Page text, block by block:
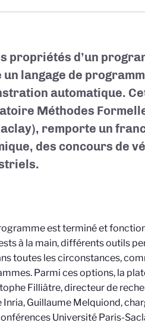
propriétés d’un
un langage de
automatique.
Méthodes
remporte un
des concours de
est terminé et
à la main, différents outils
toutes les circonstances,
Parmi ces options, la
Filliâtre, directeur de
Guillaume Melquiond,
Université Paris-